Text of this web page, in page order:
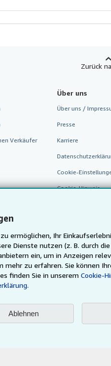
ermöglichen, Ihr
Dienste nutzen (z. B. durch
ein, um in Anzeigen
mehr zu erfahren. Sie können
finden Sie in unserem Cookie-
Ablehnen
Zurück
Verkäufer
Über uns
Über uns /
Presse
Karriere
Cookie-
Cookie-Hinweis
Finde jedes